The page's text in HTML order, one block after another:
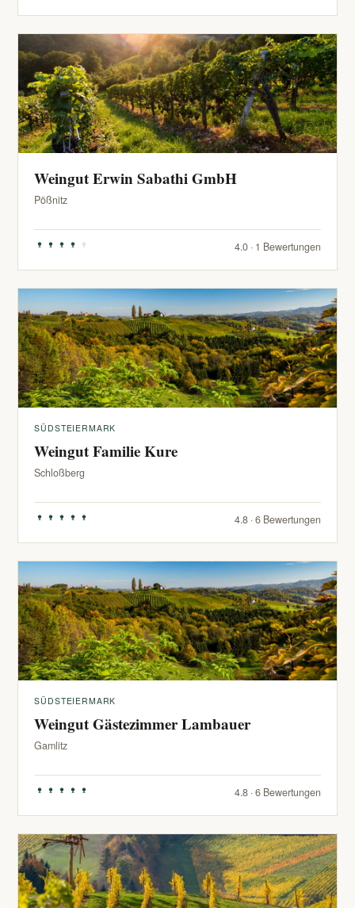
Weingut Erwin Sabathi GmbH
Pößnitz
4.0 · 1 Bewertungen
SÜDSTEIERMARK
Weingut Familie Kure
Schloßberg
4.8 · 6 Bewertungen
SÜDSTEIERMARK
Weingut Gästezimmer Lambauer
Gamlitz
4.8 · 6 Bewertungen